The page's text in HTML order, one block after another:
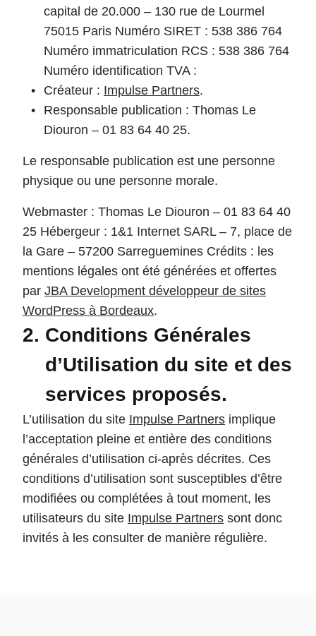
capital de 20.000 – 130 rue de Lourmel
75015 Paris Numéro SIRET : 538 386 764
Numéro immatriculation RCS : 538 386 764
Numéro identification TVA :
Créateur : Impulse Partners.
Responsable publication : Thomas Le
Diouron – 01 83 64 40 25.
Le responsable publication est une personne
physique ou une personne morale.
Webmaster : Thomas Le Diouron – 01 83 64 40
25 Hébergeur : 1&1 Internet SARL – 7, place de
la Gare – 57200 Sarreguemines Crédits : les
mentions légales ont été générées et offertes
par JBA Development développeur de sites
WordPress à Bordeaux.
Conditions Générales
d’Utilisation du site et des
services proposés.
L’utilisation du site Impulse Partners implique
l’acceptation pleine et entière des conditions
générales d’utilisation ci-après décrites. Ces
conditions d’utilisation sont susceptibles d’être
modifiées ou complétées à tout moment, les
utilisateurs du site Impulse Partners sont donc
invités à les consulter de manière régulière.